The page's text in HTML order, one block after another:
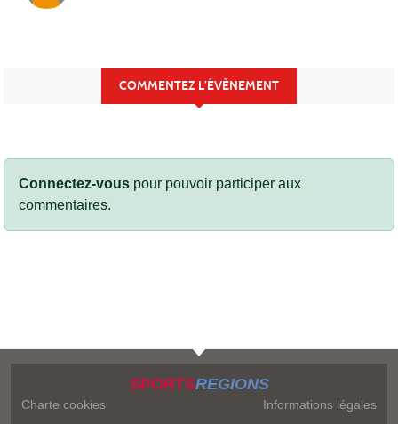
COMMENTEZ L’ÉVÈNEMENT
Connectez-vous pour pouvoir participer aux
commentaires.
SPORTSREGIONS
Charte cookies
Informations légales